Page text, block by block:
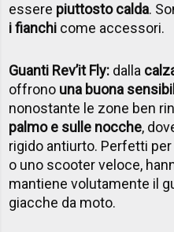
essere piuttosto calda.
i fianchi come accessori.
Guanti Rev’it Fly: dalla
offrono una buona
nonostante le zone ben
palmo e sulle nocche,
rigido antiurto. Perfetti
o uno scooter veloce,
mantiene volutamente il
giacche da moto.